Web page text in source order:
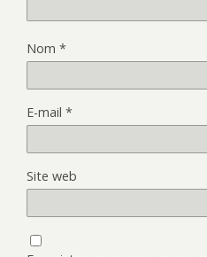
Nom *
E-mail *
Site web